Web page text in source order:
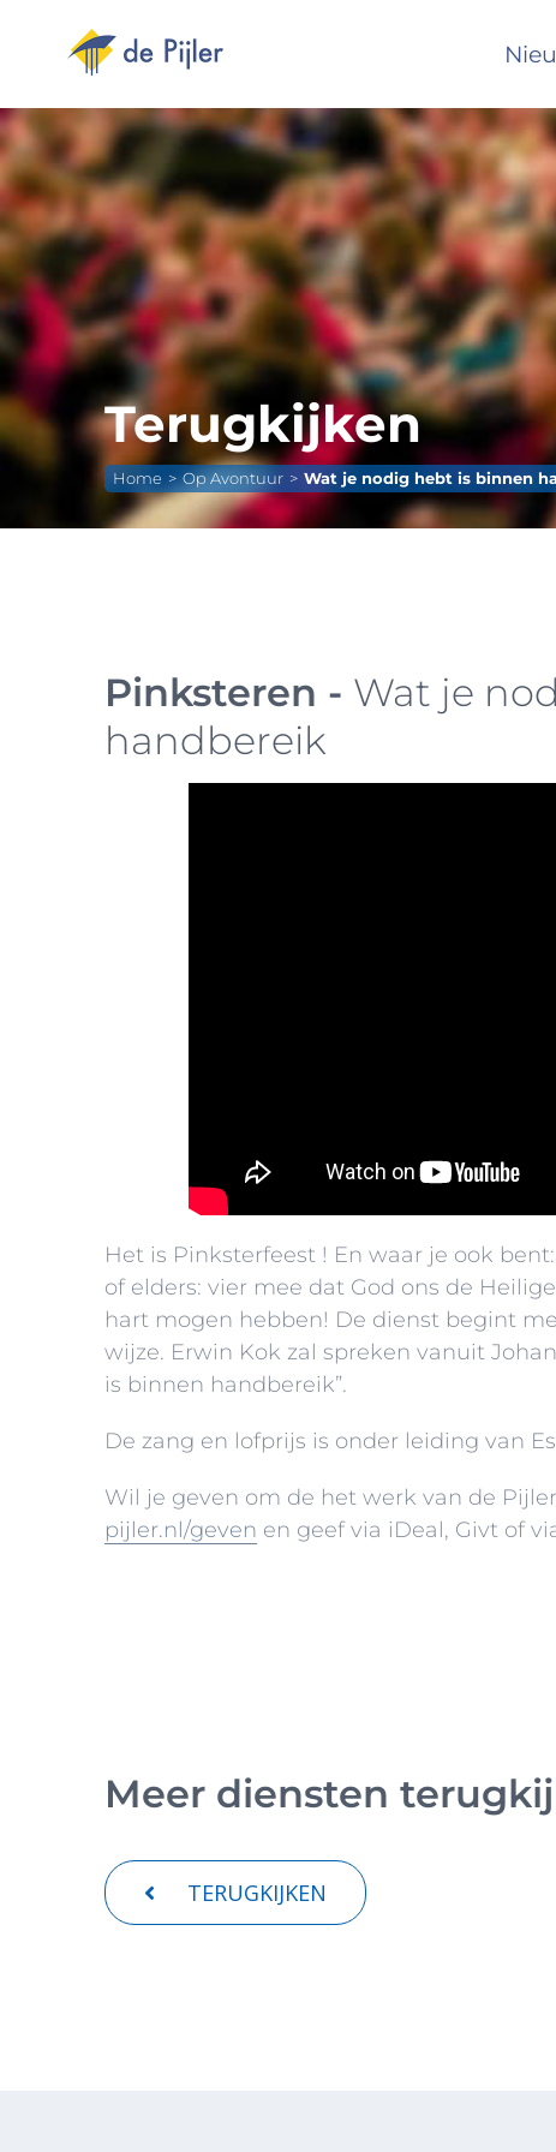
Terugkijken
Home Op Avontuur Wat je nodig hebt is binnen
Pinksteren - Wat je
handbereik
Het is Pinksterfeest ! En waar je ook
of elders: vier mee dat God ons de
hart mogen hebben! De dienst begint
wijze. Erwin Kok zal spreken vanuit
is binnen handbereik”.
De zang en lofprijs is onder leiding van
Wil je geven om de het werk van de
pijler.nl/geven en geef via iDeal, Givt of
Meer diensten
TERUGKIJKEN